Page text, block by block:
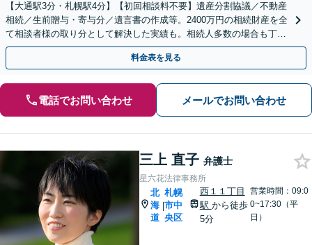
【大通駅3分・札幌駅4分】【初回相談料不要】遺産分割協議／不動産
相続／生前贈与・寄与分／遺言書の作成等。2400万円の相続財産を全
て相談者様の取り分として解決した実績も。相続人多数の場合も丁寧
に対応し相談者様の目指す解決に向けて尽力します。
料金表を見る
電話でお問い合わせ メールでお問い合わせ
三上 直子 弁護士
星六花法律事務所
北
海
道
|
札幌
市中
央区
西１１丁目
駅 から徒歩
5分
営業時間：09:0
0~17:30（平
日）